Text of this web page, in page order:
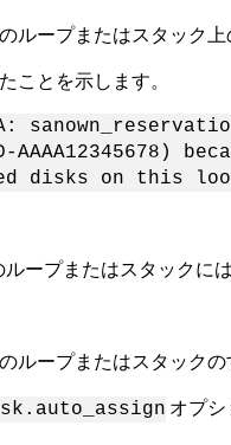
ープまたはスタック上
ことを示します。
disks on this
ープまたはスタックに
ループまたはスタック
オプ